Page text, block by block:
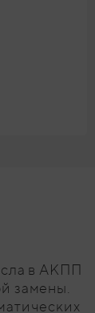
в АКПП
замены.